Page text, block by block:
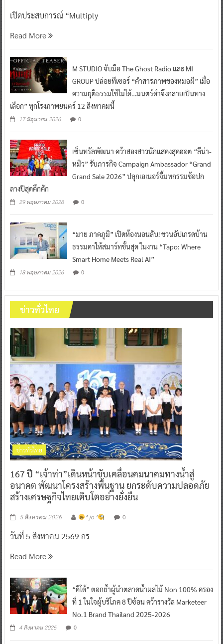
เปิดประสบการณ์ “Multiply
Read More
M STUDIO จับมือ The Ghost Radio และ MI
GROUP ปล่อยทีเซอร์ “คำสารภาพของหมอผี” เมื่อ
ความยุติธรรมใช้ไม่ได้…มนตร์ดำจึงกลายเป็นทาง
เลือก” ทุกโรงภาพยนตร์ 12 สิงหาคมนี้
17 มิถุนายน 2026 0
เซ็นทรัลพัฒนา คว้าสองสาวนักแสดงสุดฮอต “ลีน่า-
หมิว” รับภารกิจ Campaign Ambassador “Grand
Grand Sale 2026” ปลุกเอเนอร์จี้มหกรรมช้อปก
ลางปีสุดคึกคัก
29 พฤษภาคม 2026 0
“มาย ภาคภูมิ” เปิดห้องนอนลับ! ชวนอัปเกรดบ้าน
ธรรมดาให้สมาร์ทขั้นสุด ในงาน “Tapo: Where
Smart Home Meets Real AI”
18 พฤษภาคม 2026 0
ข่าวทั่วไทย
ข่าวทั่วไทย
167 ปี “เจ้าท่า”เดินหน้าขับเคลื่อนคมนาคมทางน้ำสู่
อนาคต พัฒนาโครงสร้างพื้นฐาน ยกระดับความปลอดภัย
สร้างเศรษฐกิจไทยเติบโตอย่างยั่งยืน
5 สิงหาคม 2026 ^ jo ^ 0
วันที่ 5 สิงหาคม 2569 กร
Read More
“ดีโด้” ตอกย้ำผู้นำตลาดน้ำผลไม้ Non 100% ครอง
ที่ 1 ในใจผู้บริโภค 8 ปีซ้อน คว้ารางวัล Marketeer
No.1 Brand Thailand 2025-2026
4 สิงหาคม 2026 0